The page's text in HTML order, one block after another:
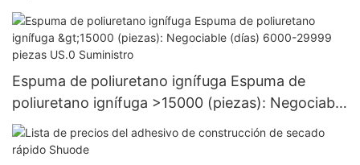
Espuma de poliuretano ignífuga Espuma de
poliuretano ignífuga >15000 (piezas): Negociable
(días) 6000-29999 piezas US.0 Suministro